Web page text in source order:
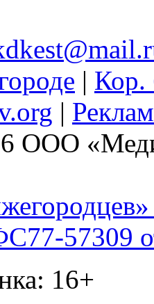
| Кор.
|
ООО
57309
16+